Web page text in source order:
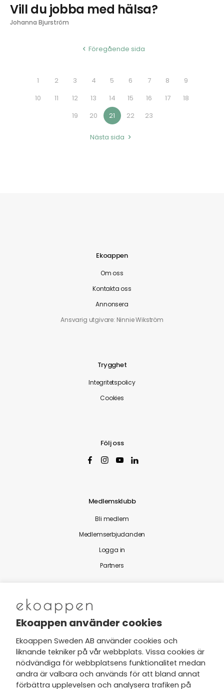
Vill du jobba med hälsa?
Johanna Bjurström
Föregående sida
1 2 3 4 5 6 7 8
9
10
11 12 13 14 15 16 17
18
19
20 21 22 23
Nästa sida
Ekoappen
Om oss
Kontakta oss
Annonsera
Ansvarig utgivare: Ninnie Wikström
Trygghet
Integritetspolicy
Cookies
Följ oss
Medlemsklubb
Bli medlem
Medlemserbjudanden
Logga in
Partners
Nytt från Ekoappen
Jag har tagit del av Ekoappens
personuppgifts- och
integritetspolicyoch tar gärna del
av nyheter, hälsotips och exklusiva
Ekoappen använder cookies
Ekoappen Sweden AB använder cookies och
liknande tekniker på vår webbplats. Vissa cookies är
nödvändiga för webbplatsens funktionalitet medan
andra är valbara och används för att bland annat
förbättra upplevelsen och analysera trafiken på